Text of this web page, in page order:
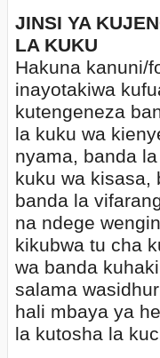
JINSI YA
LA KUKU
Hakuna kanuni/
inayotakiwa
kutengeneza
la kuku wa
nyama, banda
kuku wa kisasa,
banda la
na ndege
kikubwa tu cha
wa banda
salama
hali mbaya ya
la kutosha la